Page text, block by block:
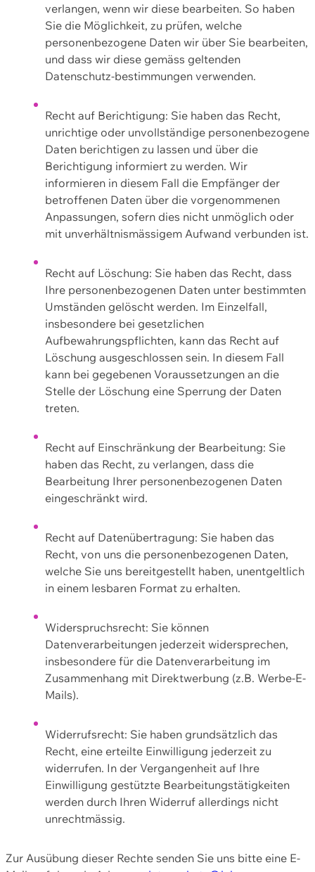
verlangen, wenn wir diese bearbeiten. So haben
Sie die Möglichkeit, zu prüfen, welche
personenbezogene Daten wir über Sie bearbeiten,
und dass wir diese gemäss geltenden
Datenschutz-bestimmungen verwenden.
Recht auf Berichtigung: Sie haben das Recht,
unrichtige oder unvollständige personenbezogene
Daten berichtigen zu lassen und über die
Berichtigung informiert zu werden. Wir
informieren in diesem Fall die Empfänger der
betroffenen Daten über die vorgenommenen
Anpassungen, sofern dies nicht unmöglich oder
mit unverhältnismässigem Aufwand verbunden ist.
Recht auf Löschung: Sie haben das Recht, dass
Ihre personenbezogenen Daten unter bestimmten
Umständen gelöscht werden. Im Einzelfall,
insbesondere bei gesetzlichen
Aufbewahrungspflichten, kann das Recht auf
Löschung ausgeschlossen sein. In diesem Fall
kann bei gegebenen Voraussetzungen an die
Stelle der Löschung eine Sperrung der Daten
treten.
Recht auf Einschränkung der Bearbeitung: Sie
haben das Recht, zu verlangen, dass die
Bearbeitung Ihrer personenbezogenen Daten
eingeschränkt wird.
Recht auf Datenübertragung: Sie haben das
Recht, von uns die personenbezogenen Daten,
welche Sie uns bereitgestellt haben, unentgeltlich
in einem lesbaren Format zu erhalten.
Widerspruchsrecht: Sie können
Datenverarbeitungen jederzeit widersprechen,
insbesondere für die Datenverarbeitung im
Zusammenhang mit Direktwerbung (z.B. Werbe-E-
Mails).
Widerrufsrecht: Sie haben grundsätzlich das
Recht, eine erteilte Einwilligung jederzeit zu
widerrufen. In der Vergangenheit auf Ihre
Einwilligung gestützte Bearbeitungstätigkeiten
werden durch Ihren Widerruf allerdings nicht
unrechtmässig.
Zur Ausübung dieser Rechte senden Sie uns bitte eine E-